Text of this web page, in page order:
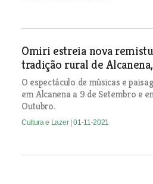
Omiri estreia nova
tradição rural de
O espectáculo de músicas e
em Alcanena a 9 de Setembro e
Outubro.
Cultura e Lazer | 01-11-2021